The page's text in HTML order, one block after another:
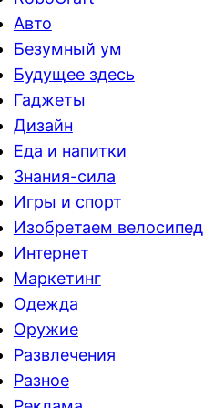
Авто
Безумный ум
Будущее здесь
Гаджеты
Дизайн
Еда и напитки
Знания-сила
Игры и спорт
Изобретаем велосипед
Интернет
Маркетинг
Одежда
Оружие
Развлечения
Разное